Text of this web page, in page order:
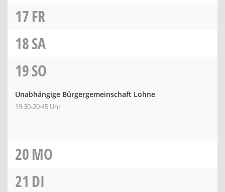
17FR
18SA
19SO
Unabhängige Bürgergemeinschaft Lohne
19:30-20:45 Uhr
20MO
21 DI